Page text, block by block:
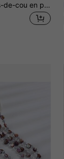
1 pièce Collier ras-de-cou en pierres naturelles avec perles faites main en forme de raisin vert français, collier minimaliste superposable, convenant pour l'été